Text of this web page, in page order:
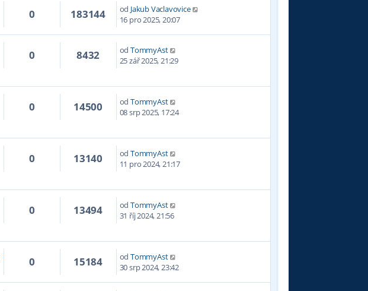
0 183144 od Jakub Vaclavovice
16 pro 2025, 20:07
0 8432 od TommyAst
25 zář 2025, 21:29
0 14500 od TommyAst
08 srp 2025, 17:24
0 13140 od TommyAst
11 pro 2024, 21:17
0 13494 od TommyAst
31 říj 2024, 21:56
0 15184 od TommyAst
30 srp 2024, 23:42